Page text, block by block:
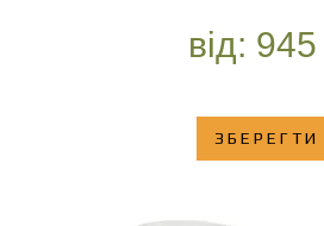
від: 945
ЗБЕРЕГТИ